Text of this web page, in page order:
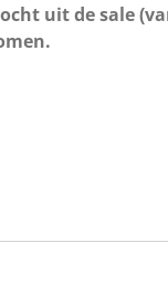
uit de sale